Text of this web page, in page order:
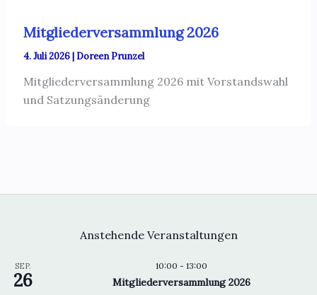
Mitgliederversammlung 2026
4. Juli 2026|Doreen Prunzel
Mitgliederversammlung 2026 mit Vorstandswahl
und Satzungsänderung
Anstehende Veranstaltungen
SEP.
26
10:00 - 13:00
Mitgliederversammlung 2026